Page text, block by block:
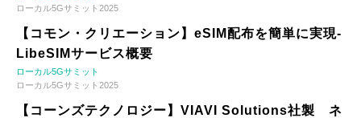
ローカル5Gサミット2025
【コモン・クリエーション】eSIM配布を簡単に実現-
LibeSIMサービス概要
ローカル5Gサミット
ローカル5Gサミット2025
【コーンズテクノロジー】VIAVI Solutions社製 ネ